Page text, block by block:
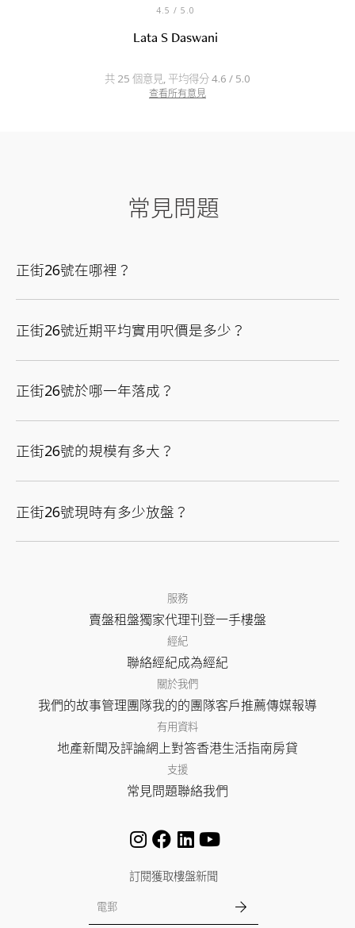
4.5 / 5.0
Lata S Daswani
共 25 個意見, 平均得分 4.6 / 5.0
查看所有意見
常見問題
正街26號在哪裡？
正街26號近期平均實用呎價是多少？
正街26號於哪一年落成？
正街26號的規模有多大？
正街26號現時有多少放盤？
服務
賣盤租盤獨家代理刊登一手樓盤
經紀
聯絡經紀成為經紀
關於我們
我們的故事管理團隊我的的團隊客戶推薦傳媒報導
有用資料
地產新聞及評論網上對答香港生活指南房貸
支援
常見問題聯絡我們
訂閱獲取樓盤新聞